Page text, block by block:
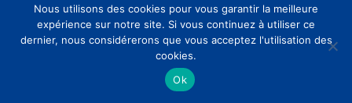
Abonnez-vous à la newsletter
Nous utilisons des cookies pour vous garantir la meilleure
expérience sur notre site. Si vous continuez à utiliser ce
dernier, nous considérerons que vous acceptez l'utilisation des
cookies.
Ok